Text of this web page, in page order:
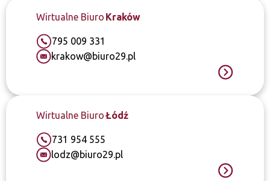
Wirtualne Biuro Kraków
795 009 331
krakow@biuro29.pl
Wirtualne BiuroŁódź
731 954 555
lodz@biuro29.pl